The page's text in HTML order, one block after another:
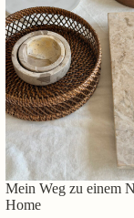
Mein Weg zu einem
Home